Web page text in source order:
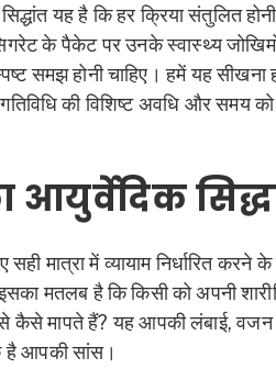
यह है कि हर क्रिया संतुलित
के पैकेट पर उनके स्वास्थ्य जोखिमों
समझ होनी चाहिए। हमें यह
की विशिष्ट अवधि और समय
आयुर्वेदिक
मात्रा में व्यायाम निर्धारित करने
मतलब है कि किसी को अपनी
कैसे मापते हैं? यह आपकी लंबाई, वजन
आपकी सांस।